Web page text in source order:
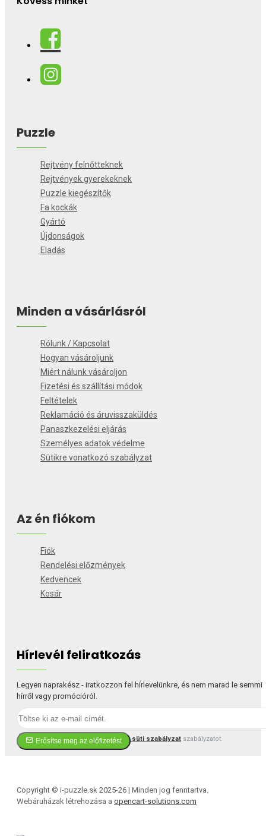
Puzzle
Rejtvény felnőtteknek
Rejtvények gyerekeknek
Puzzle kiegészítők
Fa kockák
Gyártó
Újdonságok
Eladás
Minden a vásárlásról
Rólunk / Kapcsolat
Hogyan vásároljunk
Miért nálunk vásároljon
Fizetési és szállítási módok
Feltételek
Reklamáció és áruvisszaküldés
Panaszkezelési eljárás
Személyes adatok védelme
Sütikre vonatkozó szabályzat
Az én fiókom
Fiók
Rendelési előzmények
Kedvencek
Kosár
Hírlevél feliratkozás
Legyen naprakész - iratkozzon fel hírlevelünkre, és nem marad le semmi
hírről vagy promócióról.
Erősítse meg az előfizetést
Elfogadom a(z) Adatvédelmi és süti szabályzat szabályzatot.
Copyright © i-puzzle.sk 2025-26 | Minden jog fenntartva.
Webáruházak létrehozása a opencart-solutions.com